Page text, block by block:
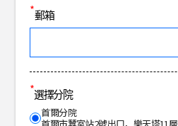
*郵箱
*選擇分院
首爾分院